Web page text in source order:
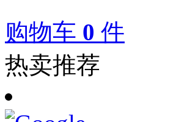
购物车 0 件
热卖推荐